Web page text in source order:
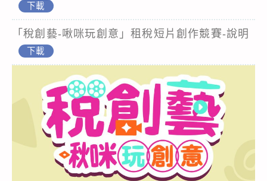
下載
「稅創藝-啾咪玩創意」租稅短片創作競賽-說明
下載